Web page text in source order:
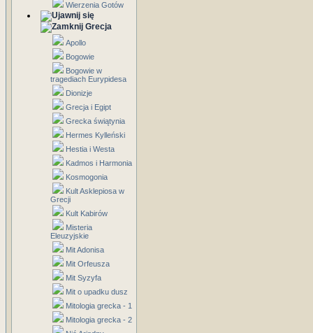
Wierzenia Gotów
Grecja
Apollo
Bogowie
Bogowie w
tragediach Eurypidesa
Dionizje
Grecja i Egipt
Grecka świątynia
Hermes Kylleński
Hestia i Westa
Kadmos i Harmonia
Kosmogonia
Kult Asklepiosa w
Grecji
Kult Kabirów
Misteria
Eleuzyjskie
Mit Adonisa
Mit Orfeusza
Mit Syzyfa
Mit o upadku dusz
Mitologia grecka - 1
Mitologia grecka - 2